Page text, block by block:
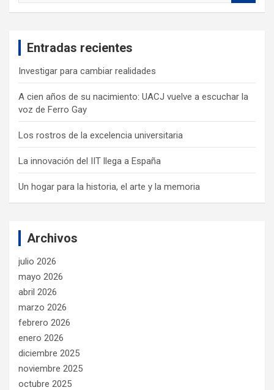
Entradas recientes
Investigar para cambiar realidades
A cien años de su nacimiento: UACJ vuelve a escuchar la
voz de Ferro Gay
Los rostros de la excelencia universitaria
La innovación del IIT llega a España
Un hogar para la historia, el arte y la memoria
Archivos
julio 2026
mayo 2026
abril 2026
marzo 2026
febrero 2026
enero 2026
diciembre 2025
noviembre 2025
octubre 2025